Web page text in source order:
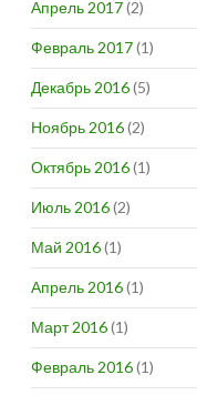
Апрель 2017(2)
Февраль 2017(1)
Декабрь 2016(5)
Ноябрь 2016(2)
Октябрь 2016(1)
Июль 2016(2)
Май 2016(1)
Апрель 2016(1)
Март 2016(1)
Февраль 2016(1)